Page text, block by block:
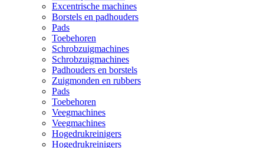
Excentrische machines
Borstels en padhouders
Pads
Toebehoren
Schrobzuigmachines
Schrobzuigmachines
Padhouders en borstels
Zuigmonden en rubbers
Pads
Toebehoren
Veegmachines
Veegmachines
Hogedrukreinigers
Hogedrukreinigers